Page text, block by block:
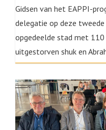
Gidsen van het EAPPI-
delegatie op deze tweede
opgedeelde stad met
uitgestorven shuk en